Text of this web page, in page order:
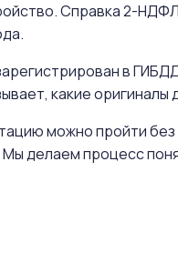
Справка 2-
в
какие
можно пройти
делаем процесс